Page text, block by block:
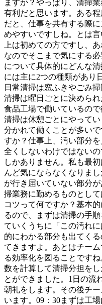
ますか？やっぱり、清掃
有利だと思います。ある
だと、仕事を共有する際
めやすいですしね。とは
上は初めての方ですし、
なのでそこまで気にする
について具体的にどんな
には主に2つの種類があり
日常清掃は窓ふきやごみ
清掃は曜日ごとに決めら
食品工場で働いているの
清掃は休憩ごとにやって
分かれて働くことが多い
すか？仕事上、汚い部分
全くしないわけではない
しかありません。私も最
んど気にならなくなりま
が行き届いていない部分
掃業務に勤めるものとし
コツって何ですか？基本
るので、まずは清掃の手
ていくうちに「この汚れ
的にわかる部分も出てく
てきますよ。あとはチー
る効率化を図ることです
数を計算して清掃分担を
とができました。1日の流
朝礼をします。その後チ
います。09：30まずは工